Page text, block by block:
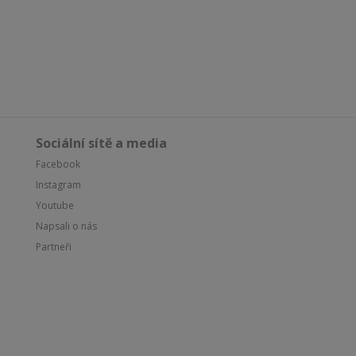
Sociální sítě a media
Facebook
Instagram
Youtube
Napsali o nás
Partneři